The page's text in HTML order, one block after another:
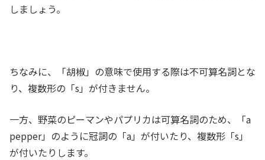
しましょう。
ちなみに、「胡椒」の意味で使用する際は不可算名詞とな
り、複数形の「s」が付きません。
一方、野菜のピーマンやパプリカは可算名詞のため、「a
pepper」のように冠詞の「a」が付いたり、複数形「s」
が付いたりします。